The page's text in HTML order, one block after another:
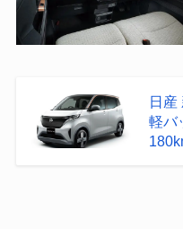
日産
軽バ